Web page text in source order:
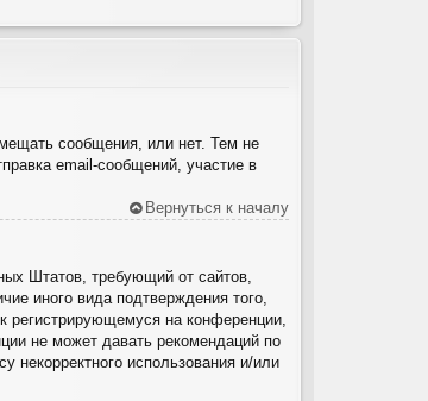
сообщения, или нет. Тем не
email-сообщений, участие в
Вернуться к началу
Штатов, требующий от сайтов,
иного вида подтверждения того,
регистрирующемуся на конференции,
не может давать рекомендаций по
некорректного использования и/или